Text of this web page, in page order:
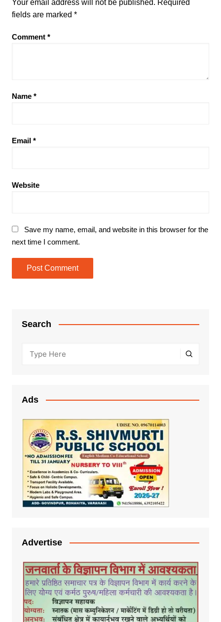
Your email address will not be published. Required
fields are marked *
Comment *
Name *
Email *
Website
Save my name, email, and website in this browser for the
next time I comment.
Search
Ads
Advertise